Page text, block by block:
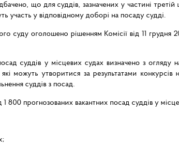
що для суддів, зазначених у частині третій
участь у відповідному доборі на посаду судді.
суду оголошено рішенням Комісії від 11
посад суддів у місцевих судах визначено з
можуть утворитися за результатами
суддів з посад.
1 800 прогнозованих вакантних посад суддів у